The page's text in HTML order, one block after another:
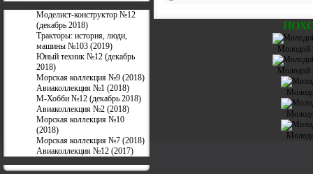
Молодой
Молодой
Моделист-конструктор №12
(декабрь 2018)
Тракторы: история, люди,
машины №103 (2019)
Юный техник №12 (декабрь
2018)
Морская коллекция №9 (2018)
Авиаколлекция №1 (2018)
М-Хобби №12 (декабрь 2018)
Авиаколлекция №2 (2018)
Морская коллекция №10
(2018)
Морская коллекция №7 (2018)
Авиаколлекция №12 (2017)